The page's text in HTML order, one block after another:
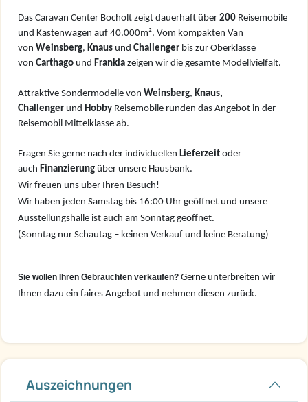
Das Caravan Center Bocholt zeigt dauerhaft über 200 Reisemobile
und Kastenwagen auf 40.000m². Vom kompakten Van
von Weinsberg, Knaus und Challenger bis zur Oberklasse
von Carthago und Frankia zeigen wir die gesamte Modellvielfalt.
Attraktive Sondermodelle von Weinsberg, Knaus,
Challenger und Hobby Reisemobile runden das Angebot in der
Reisemobil Mittelklasse ab.
Fragen Sie gerne nach der individuellen Lieferzeit oder
auch Finanzierung über unsere Hausbank.
Wir freuen uns über Ihren Besuch!
Wir haben jeden Samstag bis 16:00 Uhr geöffnet und unsere
Ausstellungshalle ist auch am Sonntag geöffnet.
(Sonntag nur Schautag – keinen Verkauf und keine Beratung)
Sie wollen Ihren Gebrauchten verkaufen? Gerne unterbreiten wir
Ihnen dazu ein faires Angebot und nehmen diesen zurück.
Auszeichnungen